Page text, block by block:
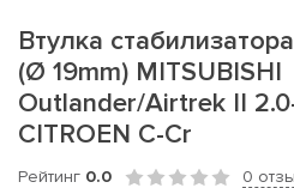
Втулка
(Ø 19mm) MITSUBISHI
Outlander/Airtrek II
CITROEN C-Cr
Рейтинг 0.0 0